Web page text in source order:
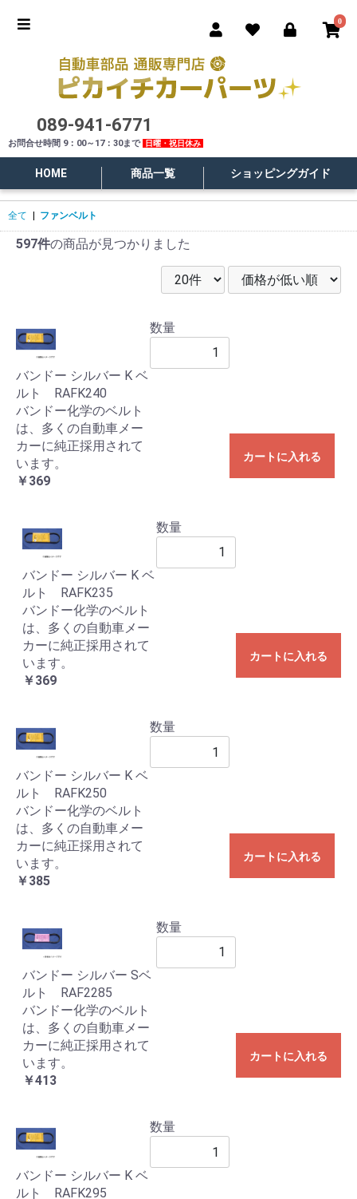
0
089-941-6771
お問合せ時間 9：00～17：30まで 日曜・祝日休み
HOME 商品一覧 ショッピングガイド
全て | ファンベルト
597件の商品が見つかりました
バンドー シルバー K ベ
ルト RAFK240
バンドー化学のベルト
は、多くの自動車メー
カーに純正採用されて
います。
￥369
数量
カートに入れる
バンドー シルバー K ベ
ルト RAFK235
バンドー化学のベルト
は、多くの自動車メー
カーに純正採用されて
います。
￥369
数量
カートに入れる
バンドー シルバー K ベ
ルト RAFK250
バンドー化学のベルト
は、多くの自動車メー
カーに純正採用されて
います。
￥385
数量
カートに入れる
バンドー シルバー Sベ
ルト RAF2285
バンドー化学のベルト
は、多くの自動車メー
カーに純正採用されて
います。
￥413
数量
カートに入れる
バンドー シルバー K ベ
ルト RAFK295
数量